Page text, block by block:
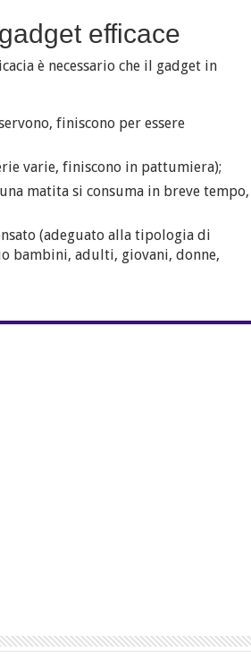
efficace
è necessario che il gadget in
finiscono per essere
varie, finiscono in pattumiera);
matita si consuma in breve tempo,
(adeguato alla tipologia di
bambini, adulti, giovani, donne,